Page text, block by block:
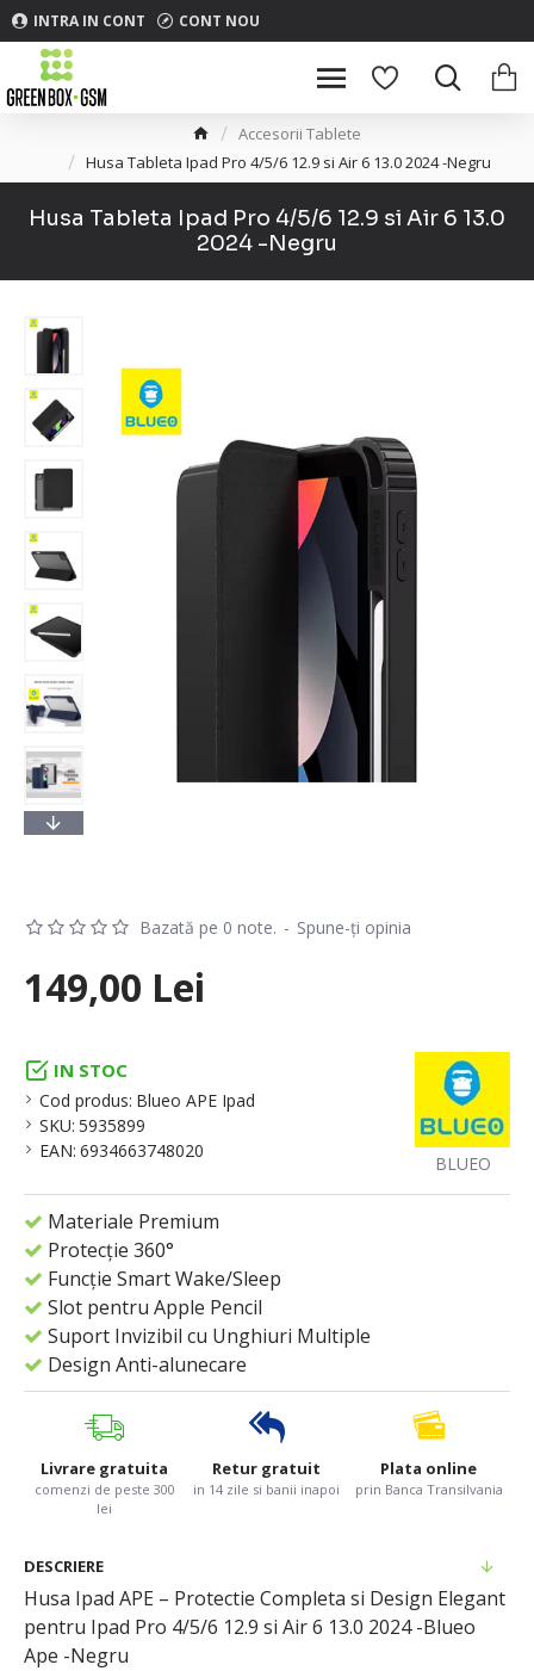
INTRA IN CONT CONT NOU
Accesorii Tablete
Husa Tableta Ipad Pro 4/5/6 12.9 si Air 6 13.0 2024 -Negru
Husa Tableta Ipad Pro 4/5/6 12.9 si Air 6 13.0
2024 -Negru
IN STOC
Cod produs: Blueo APE Ipad
SKU: 5935899
EAN: 6934663748020
BLUEO
Materiale Premium
Protecție 360°
Funcție Smart Wake/Sleep
Slot pentru Apple Pencil
Suport Invizibil cu Unghiuri Multiple
Design Anti-alunecare
Bazată pe 0 note. - Spune-ţi opinia
149,00 Lei
Livrare gratuita
comenzi de peste 300
lei
Retur gratuit
in 14 zile si banii inapoi
Plata online
prin Banca Transilvania
DESCRIERE
Husa Ipad APE – Protectie Completa si Design Elegant
pentru Ipad Pro 4/5/6 12.9 si Air 6 13.0 2024 -Blueo
Ape -Negru